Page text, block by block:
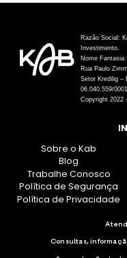
Razão Social:
Investimento.
Nome
Rua Paulo
Setor Kredilig –
06.040.559/
Copyright 2022
Sobre o Kab
Blog
Trabalhe Conosco
Política de Segurança
Política de Privacidade
Consultas,